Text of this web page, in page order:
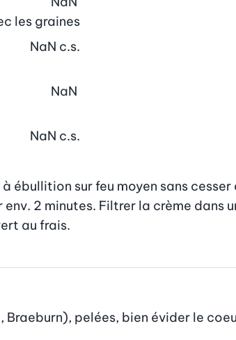
les graines
NaN c.s.
NaN
NaN c.s.
ébullition sur feu moyen sans
2 minutes. Filtrer la crème dans
au frais.
Braeburn), pelées, bien évider le